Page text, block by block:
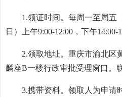
1.领证时间。每周一至周五
日）上午9:00-12:00，下午14:00-
2.领取地址。重庆市渝北区
麟座B一楼行政审批受理窗口。
3.携带资料。领取人为申请